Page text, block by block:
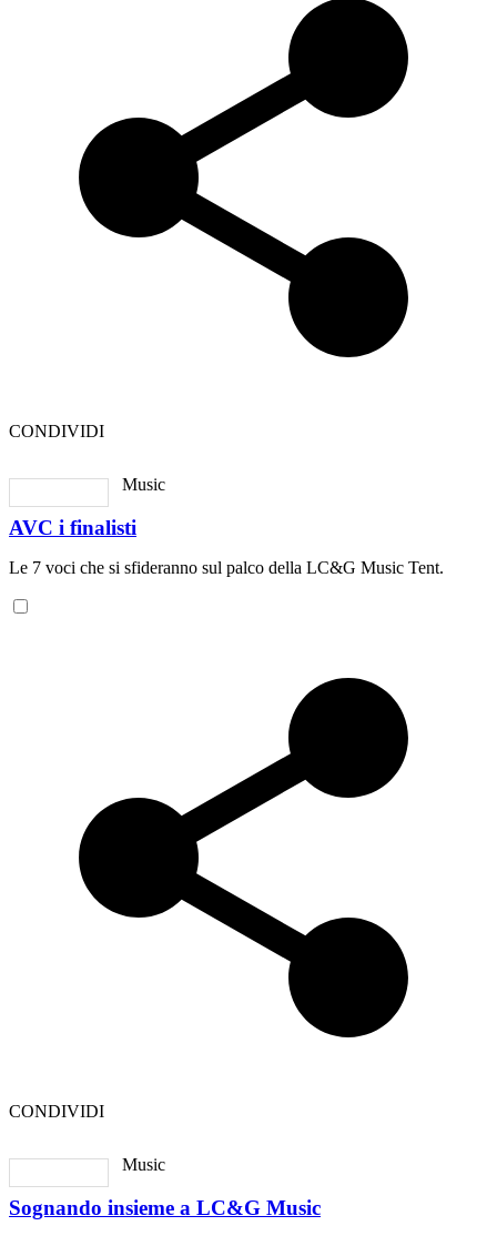
CONDIVIDI
Music
AVC i finalisti
Le 7 voci che si sfideranno sul palco della LC&G Music Tent.
CONDIVIDI
Music
Sognando insieme a LC&G Music